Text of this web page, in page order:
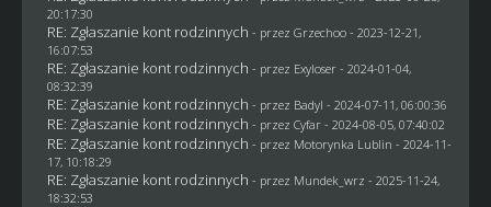
20:17:30
RE: Zgłaszanie kont rodzinnych - przez Grzechoo- 2023-12-21,
16:07:53
RE: Zgłaszanie kont rodzinnych - przez Exyloser- 2024-01-04,
08:32:39
RE: Zgłaszanie kont rodzinnych - przez Badyl - 2024-07-11, 06:00:36
RE: Zgłaszanie kont rodzinnych - przez Cyfar- 2024-08-05, 07:40:02
RE: Zgłaszanie kont rodzinnych - przez Motorynka Lublin - 2024-11-
17, 10:18:29
RE: Zgłaszanie kont rodzinnych - przez Mundek_wrz - 2025-11-24,
18:32:53